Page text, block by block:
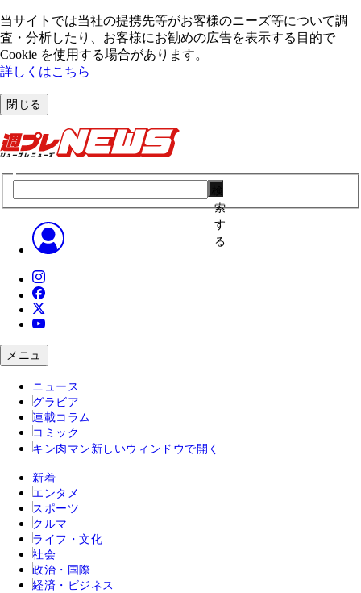
当サイトでは当社の提携先等がお客様のニーズ等について調
査・分析したり、お客様にお勧めの広告を表⽰する⽬的で
Cookie を使⽤する場合があります。
詳しくはこちら
閉じる
索
す
る
メニュ
ニュース
グラビア
連載コラム
コミック
キン肉マン 新しいウィンドウで開く
新着
エンタメ
スポーツ
クルマ
ライフ・文化
社会
政治・国際
経済・ビジネス